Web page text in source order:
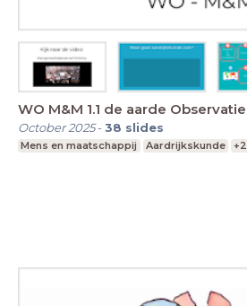
WO M&M 1.1 de aarde Observatie
October 2025-38 slides
Mens en maatschappij Aardrijkskunde +2